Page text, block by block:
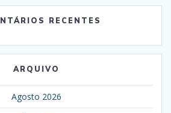
RECENTES
ARQUIVO
Agosto 2026